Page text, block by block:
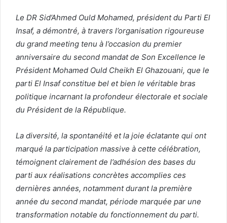
Le DR Sid’Ahmed Ould Mohamed, président du Parti El
Insaf, a démontré, à travers l’organisation rigoureuse
du grand meeting tenu à l’occasion du premier
anniversaire du second mandat de Son Excellence le
Président Mohamed Ould Cheikh El Ghazouani, que le
parti El Insaf constitue bel et bien le véritable bras
politique incarnant la profondeur électorale et sociale
du Président de la République.
La diversité, la spontanéité et la joie éclatante qui ont
marqué la participation massive à cette célébration,
témoignent clairement de l’adhésion des bases du
parti aux réalisations concrètes accomplies ces
dernières années, notamment durant la première
année du second mandat, période marquée par une
transformation notable du fonctionnement du parti.